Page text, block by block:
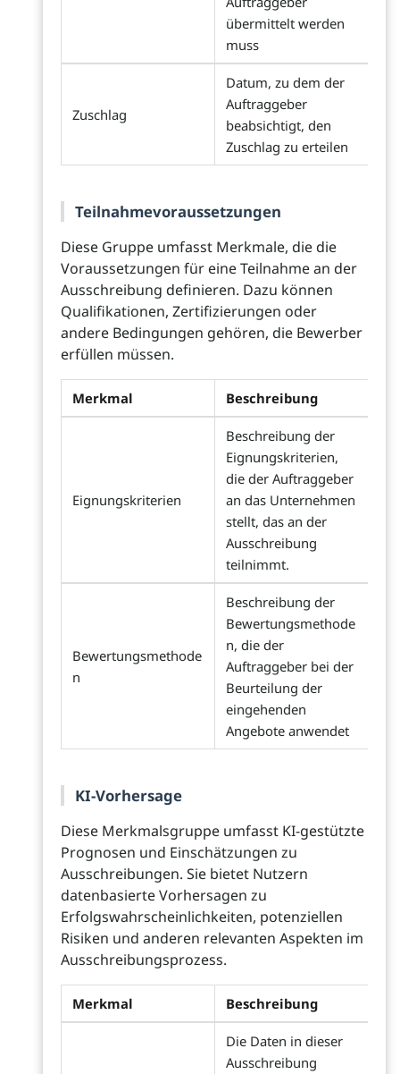
übermittelt werden
muss
Zuschlag
Datum, zu dem der
Auftraggeber
beabsichtigt, den
Zuschlag zu erteilen
Teilnahmevoraussetzungen
Diese Gruppe umfasst Merkmale, die die
Voraussetzungen für eine Teilnahme an der
Ausschreibung definieren. Dazu können
Qualifikationen, Zertifizierungen oder
andere Bedingungen gehören, die Bewerber
erfüllen müssen.
Merkmal Beschreibung
Eignungskriterien
Beschreibung der
Eignungskriterien,
die der Auftraggeber
an das Unternehmen
stellt, das an der
Ausschreibung
teilnimmt.
Bewertungsmethode
n
Beschreibung der
Bewertungsmethode
n, die der
Auftraggeber bei der
Beurteilung der
eingehenden
Angebote anwendet
KI-Vorhersage
Diese Merkmalsgruppe umfasst KI-gestützte
Prognosen und Einschätzungen zu
Ausschreibungen. Sie bietet Nutzern
datenbasierte Vorhersagen zu
Erfolgswahrscheinlichkeiten, potenziellen
Risiken und anderen relevanten Aspekten im
Ausschreibungsprozess.
Merkmal Beschreibung
Die Daten in dieser
Ausschreibung